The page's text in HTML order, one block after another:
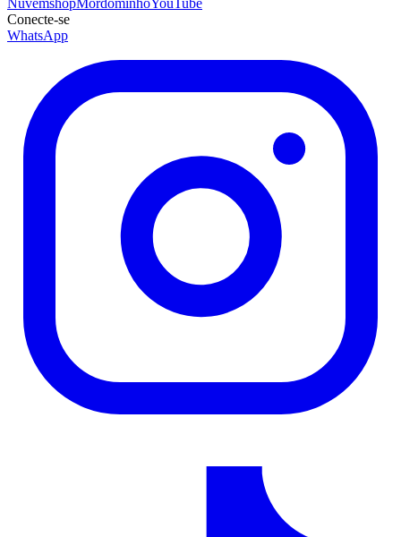
Conecte-se
WhatsApp